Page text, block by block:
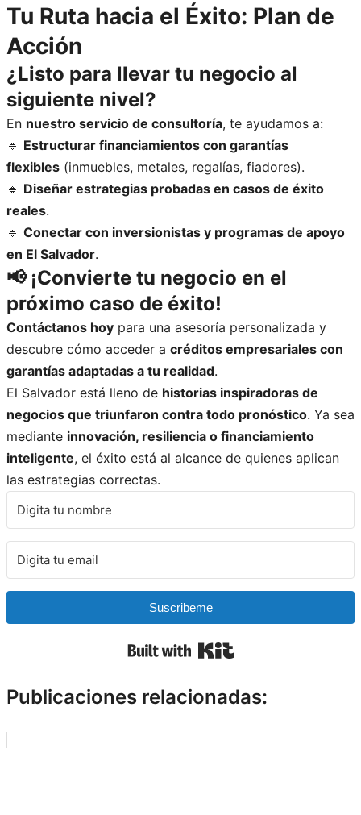
Tu Ruta hacia el Éxito: Plan de
Acción
¿Listo para llevar tu negocio al
siguiente nivel?
En nuestro servicio de consultoría, te ayudamos a:
🔹 Estructurar financiamientos con garantías
flexibles (inmuebles, metales, regalías, fiadores).
🔹 Diseñar estrategias probadas en casos de éxito
reales.
🔹 Conectar con inversionistas y programas de apoyo
en El Salvador.
📢 ¡Convierte tu negocio en el
próximo caso de éxito!
Contáctanos hoy para una asesoría personalizada y
descubre cómo acceder a créditos empresariales con
garantías adaptadas a tu realidad.
El Salvador está lleno de historias inspiradoras de
negocios que triunfaron contra todo pronóstico. Ya sea
mediante innovación, resiliencia o financiamiento
inteligente, el éxito está al alcance de quienes aplican
las estrategias correctas.
Suscribeme
Publicaciones relacionadas: